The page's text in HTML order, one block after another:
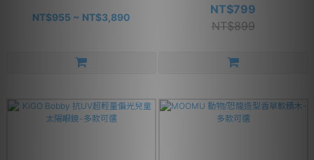
NT$955 ~ NT$3,890
NT$799
NT$899